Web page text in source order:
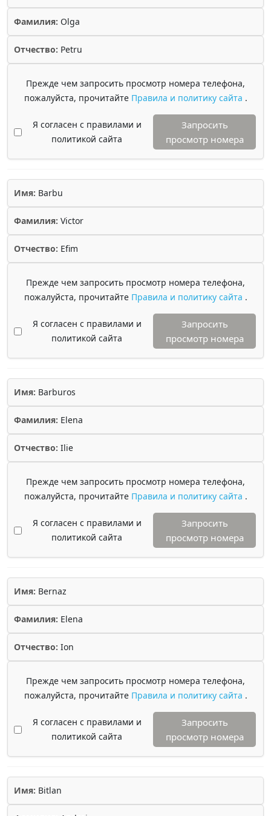
Фамилия: Olga
Отчество: Petru
Прежде чем запросить просмотр номера телефона,
пожалуйста, прочитайте Правила и политику сайта .
Я согласен с правилами и
политикой сайта
Запросить
просмотр номера
Имя: Barbu
Фамилия: Victor
Отчество: Efim
Прежде чем запросить просмотр номера телефона,
пожалуйста, прочитайте Правила и политику сайта .
Я согласен с правилами и
политикой сайта
Запросить
просмотр номера
Имя: Barburos
Фамилия: Elena
Отчество: Ilie
Прежде чем запросить просмотр номера телефона,
пожалуйста, прочитайте Правила и политику сайта .
Я согласен с правилами и
политикой сайта
Запросить
просмотр номера
Имя: Bernaz
Фамилия: Elena
Отчество: Ion
Прежде чем запросить просмотр номера телефона,
пожалуйста, прочитайте Правила и политику сайта .
Я согласен с правилами и
политикой сайта
Запросить
просмотр номера
Имя: Bitlan